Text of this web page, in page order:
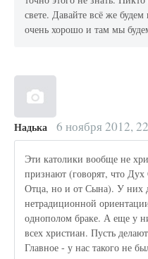
свете. Давайте всё же будем
очень хорошо и там мы
Надька 6 ноября 2012,
Эти католики вообще не
признают (говорят, что Дух
Отца, но и от Сына). У них
нетрадиционной
однополом браке. А еще у
всех христиан. Пусть
Главное - у нас такого не